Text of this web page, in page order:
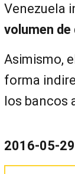
Venezuela
volumen de
Asimismo,
forma
los bancos
2016-05-29